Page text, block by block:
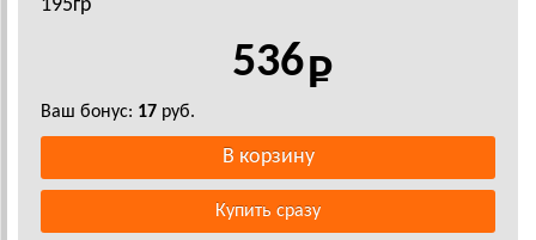
195гр
536
Ваш бонус: 17 руб.